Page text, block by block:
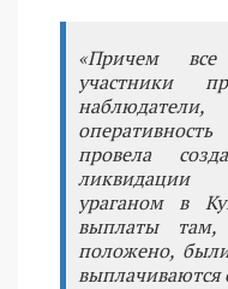
«Причем
участники
провела
ликвидации
ураганом в
выплаты там,
положено,
выплачиваются